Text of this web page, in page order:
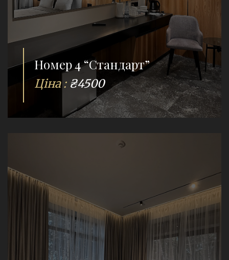
Номер 4 “Стандарт”
Ціна : ₴4500